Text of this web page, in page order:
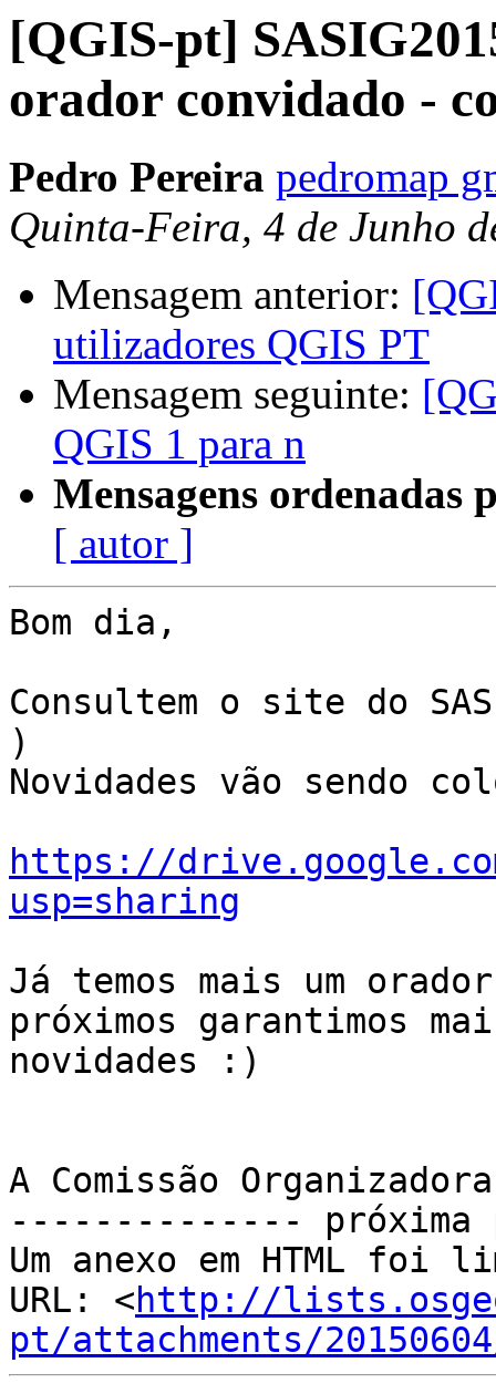
[QGIS-pt]
orador convidado -
Pedro Pereira pedromap
Quinta-Feira, 4 de Junho
Mensagem anterior:
utilizadores QGIS PT
Mensagem seguinte:
QGIS 1 para n
Mensagens ordenadas
[ autor ]
Bom dia,
Consultem o site do
)
Novidades vão sendo
https://drive.google.com/
usp=sharing
Já temos mais um
próximos garantimos
novidades :)
A Comissão
--------------
Um anexo em HTML foi
URL: <http://
pt/attachments/